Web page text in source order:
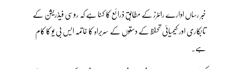
خبر رساں ادارے رائٹرز کے مطابق ذرائع کا کہنا ہے کہ روسی فیڈریشن کے
تابکاری اور کیمیائی تحفظ کے دستوں کے سربراہ کا خاتمہ ایس بی یو کا کام
ہے۔